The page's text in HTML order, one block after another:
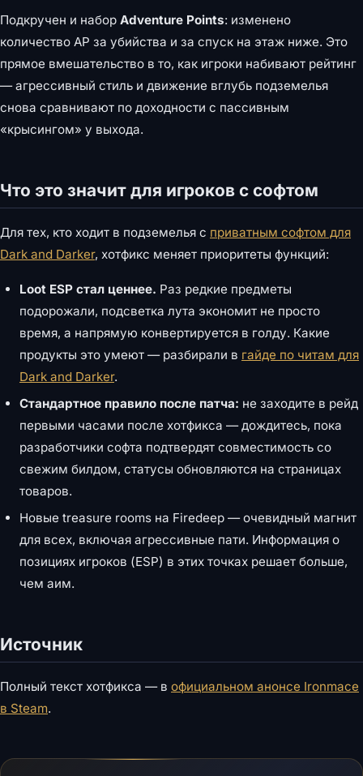
Подкручен и набор Adventure Points: изменено
количество AP за убийства и за спуск на этаж ниже. Это
прямое вмешательство в то, как игроки набивают рейтинг
— агрессивный стиль и движение вглубь подземелья
снова сравнивают по доходности с пассивным
«крысингом» у выхода.
Что это значит для игроков с софтом
Для тех, кто ходит в подземелья с приватным софтом для
Dark and Darker, хотфикс меняет приоритеты функций:
Loot ESP стал ценнее. Раз редкие предметы
подорожали, подсветка лута экономит не просто
время, а напрямую конвертируется в голду. Какие
продукты это умеют — разбирали в гайде по читам для
Dark and Darker.
Стандартное правило после патча: не заходите в рейд
первыми часами после хотфикса — дождитесь, пока
разработчики софта подтвердят совместимость со
свежим билдом, статусы обновляются на страницах
товаров.
Новые treasure rooms на Firedeep — очевидный магнит
для всех, включая агрессивные пати. Информация о
позициях игроков (ESP) в этих точках решает больше,
чем аим.
Источник
Полный текст хотфикса — в официальном анонсе Ironmace
в Steam.